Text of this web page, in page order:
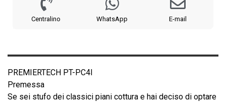
Centralino WhatsApp E-mail
PREMIERTECH PT-PC4I
Premessa
Se sei stufo dei classici piani cottura e hai deciso di optare